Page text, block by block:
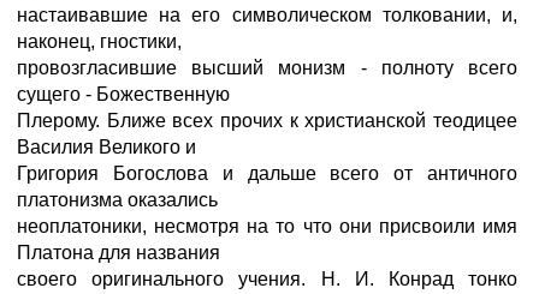
настаивавшие на его символическом толковании, и,
наконец, гностики,
провозгласившие высший монизм - полноту всего
сущего - Божественную
Плерому. Ближе всех прочих к христианской теодицее
Василия Великого и
Григория Богослова и дальше всего от античного
платонизма оказались
неоплатоники, несмотря на то что они присвоили имя
Платона для названия
своего оригинального учения. Н. И. Конрад тонко